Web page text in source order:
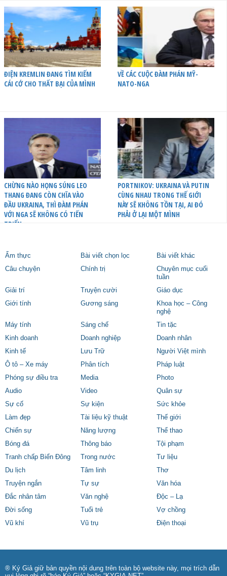
ĐIỆN KREMLIN ĐANG TÌM KIẾM
CÁI CỚ CHO THẤT BẠI CỦA MÌNH
VỀ CÁC CUỘC ĐÀM PHÁN MỸ-
NATO-NGA
CHỪNG NÀO HỌNG SÚNG LEO
THANG ĐANG CÒN CHĨA VÀO
ĐẦU UKRAINA, THÌ ĐÀM PHÁN
VỚI NGA SẼ KHÔNG CÓ TIẾN
TRIỂN
PORTNIKOV: UKRAINA VÀ PUTIN
CÙNG NHAU TRONG THẾ GIỚI
NÀY SẼ KHÔNG TỒN TẠI, AI ĐÓ
PHẢI Ở LẠI MỘT MÌNH
Ẩm thực Bài viết chọn lọc
Bài viết khác
Câu chuyện
Chính trị
Chuyên mục cuối
tuần
Giải trí
Truyện cười
Giáo dục
Giới tính
Gương sáng
Khoa học – Công
nghệ
Máy tính
Sáng chế
Tin tặc
Kinh doanh
Doanh nghiệp
Doanh nhân
Kinh tế
Lưu Trữ
Người Việt mình
Ô tô – Xe máy
Phân tích
Pháp luật
Phóng sự điều tra
Media
Photo
Audio
Video
Quân sự
Sự cố
Sự kiện
Sức khỏe
Làm đẹp
Tài liệu kỹ thuật
Thế giới
Chiến sự
Năng lượng
Thể thao
Bóng đá
Thông báo
Tội phạm
Tranh chấp Biển Đông
Trong nước
Tư liệu
Du lịch
Tâm linh
Thơ
Truyện ngắn
Tự sự
Văn hóa
Đắc nhân tâm
Văn nghệ
Độc – Lạ
Đời sống
Tuổi trẻ
Vợ chồng
Vũ khí
Vũ trụ Điện thoại
® Ký Giả giữ bản quyền nội dung trên toàn bộ website này, mọi trích dẫn